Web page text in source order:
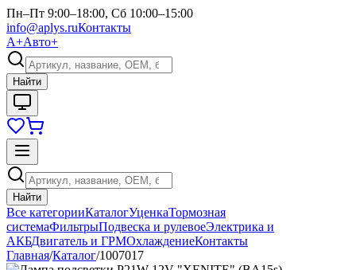
Пн–Пт 9:00–18:00, Сб 10:00–15:00
info@aplys.ruКонтакты
А+Авто+
Найти
Найти
Все категорииКаталогУценкаТормозная
системаФильтрыПодвеска и рулевоеЭлектрика и
АКБДвигатель и ГРМОхлаждениеКонтакты
Главная/Каталог/1007017